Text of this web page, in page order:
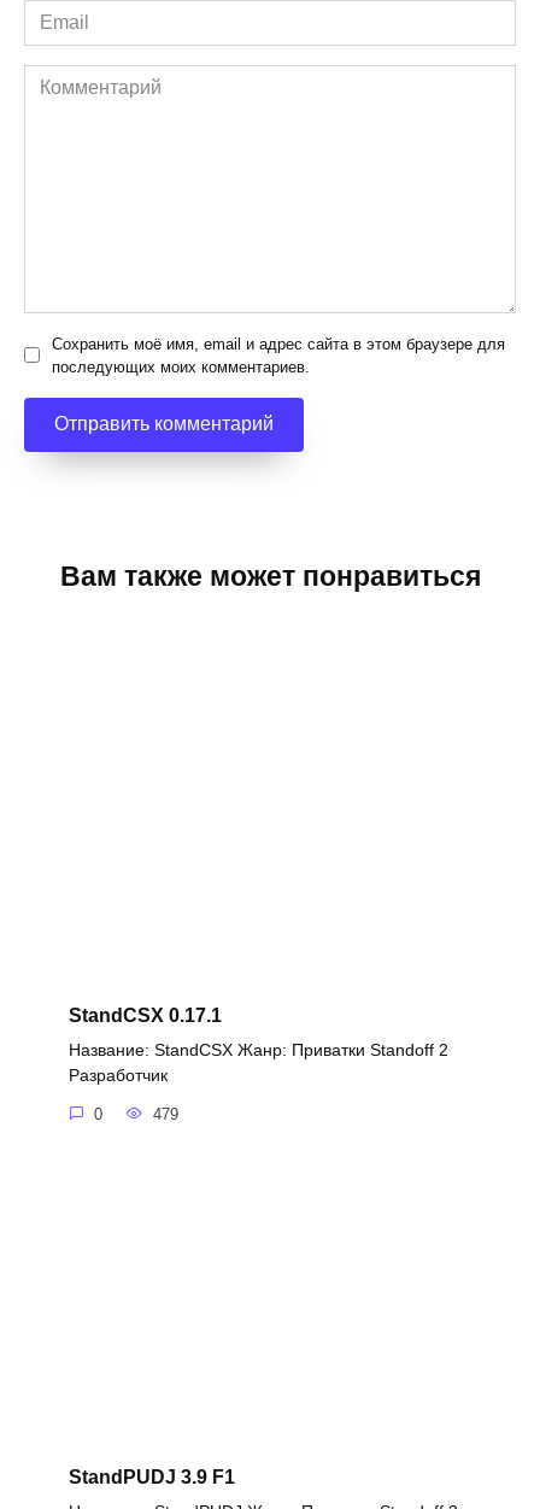
Email
*
Комментарий
Сохранить моё имя, email и адрес сайта в этом браузере для
последующих моих комментариев.
Вам также может понравиться
StandCSX 0.17.1
Название: StandCSX Жанр: Приватки Standoff 2
Разработчик
0 479
StandPUDJ 3.9 F1